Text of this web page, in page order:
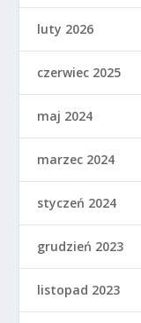
luty 2026
czerwiec 2025
maj 2024
marzec 2024
styczeń 2024
grudzień 2023
listopad 2023